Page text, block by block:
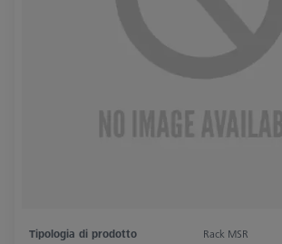
Tipologia di prodotto
Rack MSR